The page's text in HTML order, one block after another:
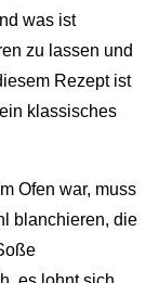
was ist
zu lassen und
Rezept ist
klassisches
Ofen war, muss
blanchieren, die